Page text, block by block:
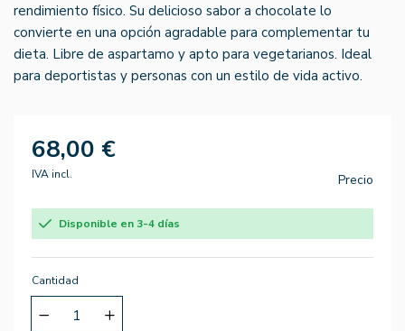
rendimiento físico. Su delicioso sabor a chocolate lo
convierte en una opción agradable para complementar tu
dieta. Libre de aspartamo y apto para vegetarianos. Ideal
para deportistas y personas con un estilo de vida activo.
68,00 €
IVA incl. Precio
Disponible en 3-4 días
Cantidad